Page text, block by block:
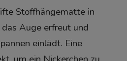
Stoffhängematte in
Auge erfreut und
einlädt. Eine